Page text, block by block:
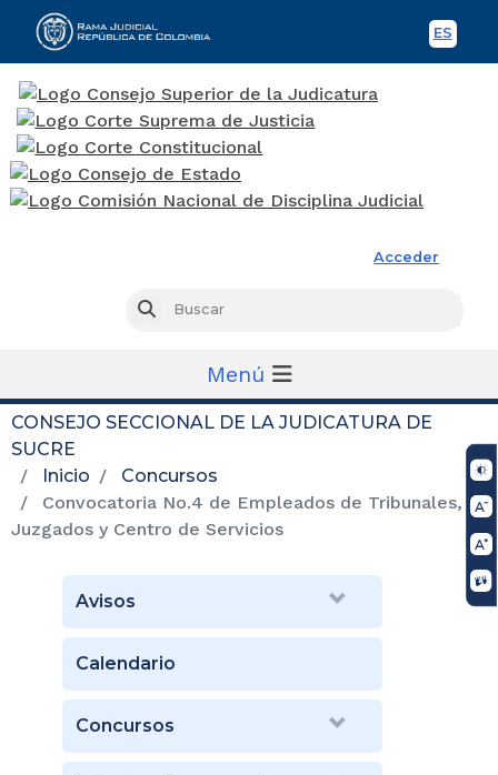
ES
Acceder
Buscar
Menú
CONSEJO SECCIONAL DE LA JUDICATURA DE
SUCRE
Inicio
Concursos
Convocatoria No.4 de Empleados de Tribunales,
Juzgados y Centro de Servicios
Avisos
Calendario
Concursos